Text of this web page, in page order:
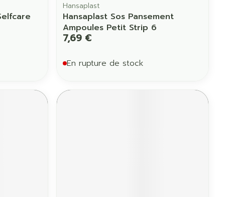
Hansaplast
Hansaplast Sos Pansement
Ampoules Petit Strip 6
7,69 €
En rupture de stock